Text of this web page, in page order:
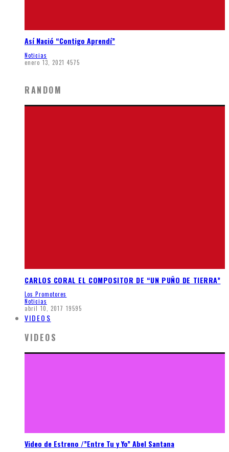
Así Nació “Contigo Aprendí”
Noticias
enero 13, 2021 4575
RANDOM
CARLOS CORAL EL COMPOSITOR DE “UN PUÑO DE TIERRA”
Los Promotores
Noticias
abril 10, 2017 19595
VIDEOS
VIDEOS
Video de Estreno /”Entre Tu y Yo” Abel Santana